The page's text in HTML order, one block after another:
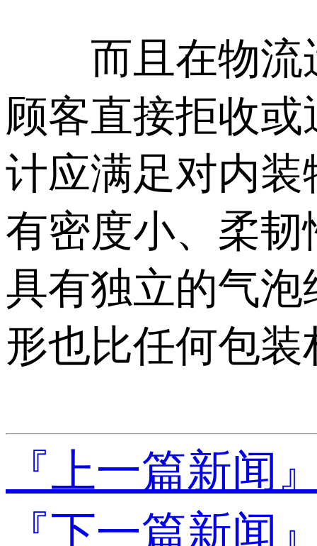
而且在物流运
顾客直接拒收
计应满足对内
有密度小、柔
具有独立的气
形也比任何包
『上一篇新闻
『下一篇新闻